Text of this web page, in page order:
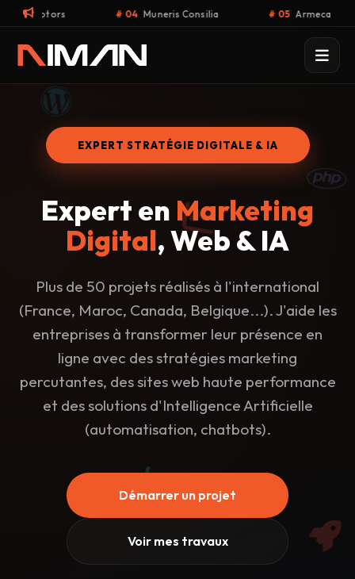
# 05 Armeca # 06 Calilazer – Institut d’épilation
EXPERT STRATÉGIE DIGITALE & IA
Expert en Marketing
Digital, Web & IA
Plus de 50 projets réalisés à l'international
(France, Maroc, Canada, Belgique...). J'aide les
entreprises à transformer leur présence en
ligne avec des stratégies marketing
percutantes, des sites web haute performance
et des solutions d'Intelligence Artificielle
(automatisation, chatbots).
Démarrer un projet
Voir mes travaux